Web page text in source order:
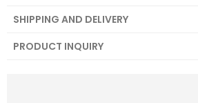
SHIPPING AND DELIVERY
PRODUCT INQUIRY